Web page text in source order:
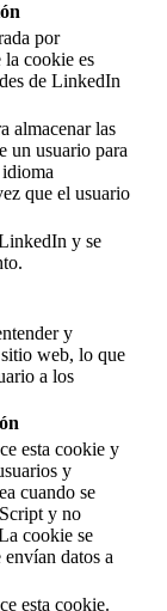
por
cookie es
de LinkedIn
almacenar las
un usuario para
que el usuario
y se
y
web, lo que
a los
esta cookie y
y
cuando se
y no
cookie se
envían datos a
esta cookie.